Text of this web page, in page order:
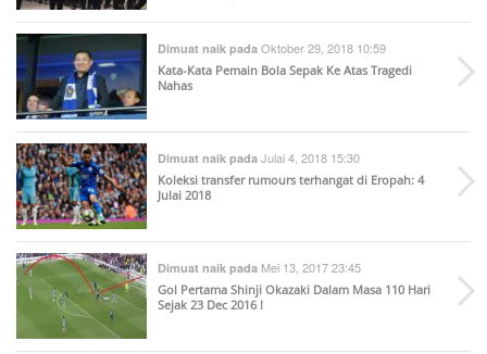
Dimuat naik pada Oktober 29, 2018 10:59
Kata-Kata Pemain Bola Sepak Ke Atas Tragedi
Nahas
Dimuat naik pada Julai 4, 2018 15:30
Koleksi transfer rumours terhangat di Eropah: 4
Julai 2018
Dimuat naik pada Mei 13, 2017 23:45
Gol Pertama Shinji Okazaki Dalam Masa 110 Hari
Sejak 23 Dec 2016 !